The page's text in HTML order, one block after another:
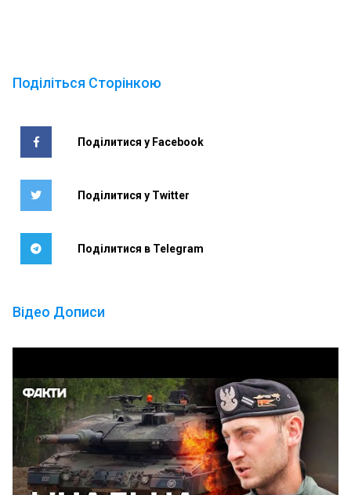
Поділіться Сторінкою
Поділитися у Facebook
Поділитися у Twitter
Поділитися в Telegram
Відео Дописи